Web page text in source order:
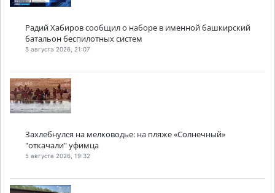
Радий Хабиров сообщил о наборе в именной башкирский
батальон беспилотных систем
5 августа 2026, 21:07
Захлебнулся на мелководье: на пляже «Солнечный»
"откачали" уфимца
5 августа 2026, 19:32